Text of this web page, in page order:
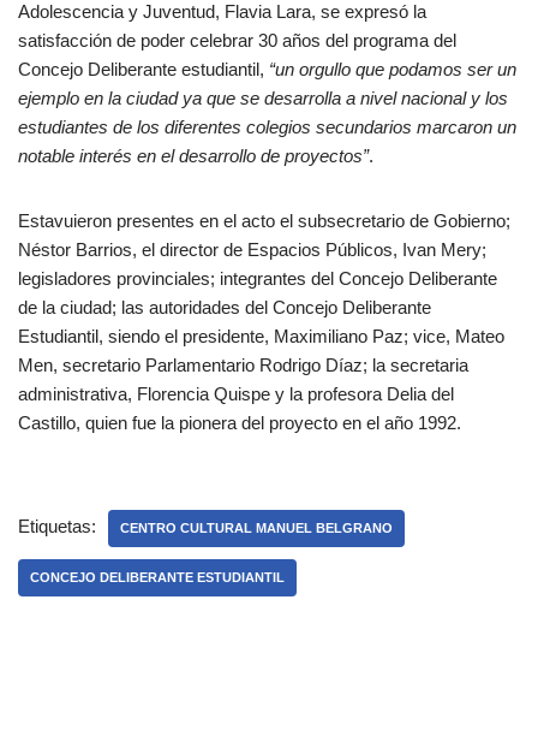
Adolescencia y Juventud, Flavia Lara, se expresó la
satisfacción de poder celebrar 30 años del programa del
Concejo Deliberante estudiantil, “un orgullo que podamos ser un
ejemplo en la ciudad ya que se desarrolla a nivel nacional y los
estudiantes de los diferentes colegios secundarios marcaron un
notable interés en el desarrollo de proyectos”.
Estavuieron presentes en el acto el subsecretario de Gobierno;
Néstor Barrios, el director de Espacios Públicos, Ivan Mery;
legisladores provinciales; integrantes del Concejo Deliberante
de la ciudad; las autoridades del Concejo Deliberante
Estudiantil, siendo el presidente, Maximiliano Paz; vice, Mateo
Men, secretario Parlamentario Rodrigo Díaz; la secretaria
administrativa, Florencia Quispe y la profesora Delia del
Castillo, quien fue la pionera del proyecto en el año 1992.
Etiquetas: CENTRO CULTURAL MANUEL BELGRANO
CONCEJO DELIBERANTE ESTUDIANTIL